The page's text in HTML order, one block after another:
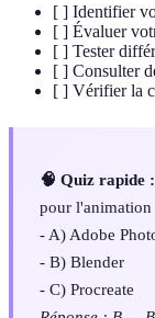
[ ] Identifier
[ ] Évaluer
[ ] Tester
[ ] Consulter
[ ] Vérifier la
🧠 Quiz rapide :
pour l'animation
- A) Adobe
- B) Blender
- C) Procreate